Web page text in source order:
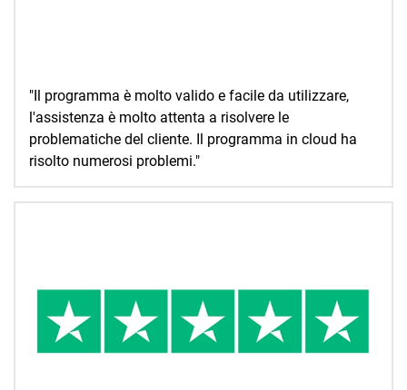
"Il programma è molto valido e facile da utilizzare,
l'assistenza è molto attenta a risolvere le
problematiche del cliente. Il programma in cloud ha
risolto numerosi problemi."